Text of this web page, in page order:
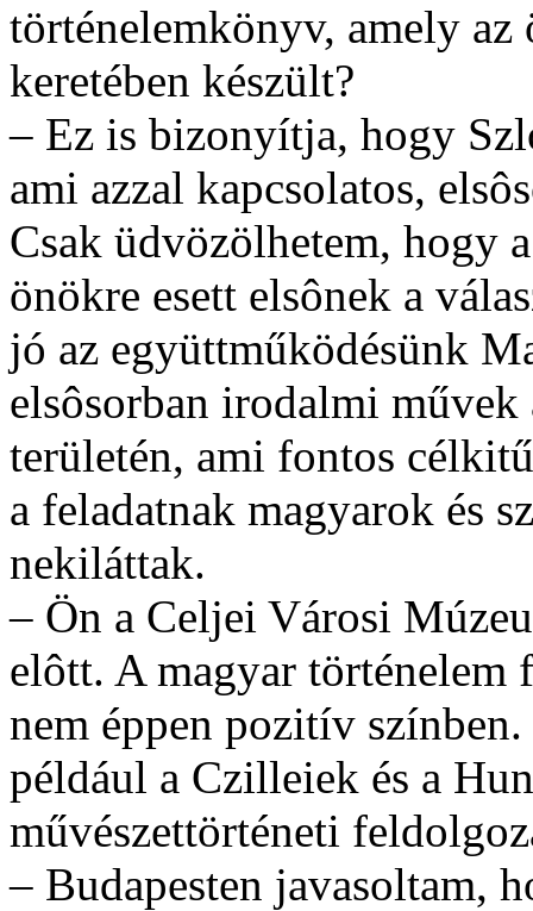
történelemkönyv, amely az
keretében készült?
– Ez is bizonyítja, hogy
ami azzal kapcsolatos,
Csak üdvözölhetem, hogy
önökre esett elsônek a
jó az együttműködésünk
elsôsorban irodalmi
területén, ami fontos
a feladatnak magyarok és
nekiláttak.
– Ön a Celjei Városi
elôtt. A magyar történelem
nem éppen pozitív
például a Czilleiek és a
művészettörténeti
– Budapesten javasoltam,